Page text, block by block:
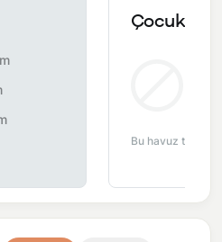
bulunmuş olduğu bölgelerde
elektrik ve su kesintileri
Çocuk
Bu havuz tipi bu